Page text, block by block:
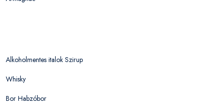
Alkoholmentes italok Szirup
Whisky
Bor Habzóbor